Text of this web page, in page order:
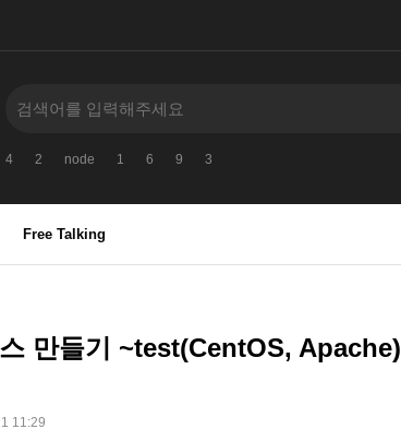
4 2 node 1 6 9 3
Free Talking
만들기 ~test(CentOS, Apache)
11:29